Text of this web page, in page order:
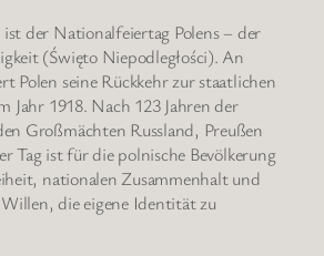
der Nationalfeiertag Polens – der
(Święto Niepodległości). An
Polen seine Rückkehr zur staatlichen
Jahr 1918. Nach 123 Jahren der
Großmächten Russland, Preußen
Tag ist für die polnische Bevölkerung
nationalen Zusammenhalt und
die eigene Identität zu